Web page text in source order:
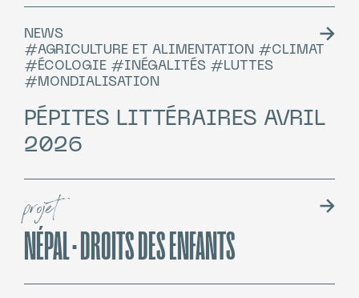
NEWS
#AGRICULTURE ET ALIMENTATION #CLIMAT
#ÉCOLOGIE #INÉGALITÉS #LUTTES
#MONDIALISATION
PÉPITES LITTÉRAIRES AVRIL
2026
projet
NÉPAL · DROITS DES ENFANTS